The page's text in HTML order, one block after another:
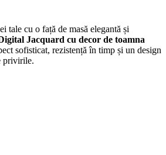
tale cu o față de masă elegantă și
Jacquard cu decor de toamna
sofisticat, rezistență în timp și un design
privirile.